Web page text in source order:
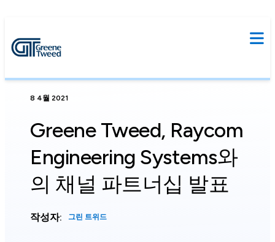
8 4월 2021
Greene Tweed, Raycom
Engineering Systems와
의 채널 파트너십 발표
작성자: 그린 트위드